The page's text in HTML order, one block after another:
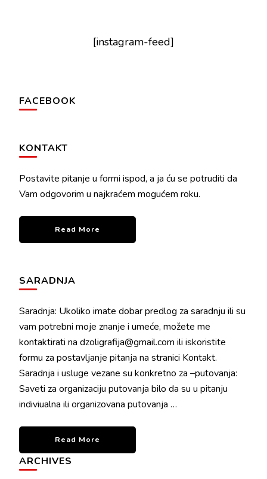
[instagram-feed]
FACEBOOK
KONTAKT
Postavite pitanje u formi ispod, a ja ću se potruditi da
Vam odgovorim u najkraćem mogućem roku.
Read More
SARADNJA
Saradnja: Ukoliko imate dobar predlog za saradnju ili su
vam potrebni moje znanje i umeće, možete me
kontaktirati na dzoligrafija@gmail.com ili iskoristite
formu za postavljanje pitanja na stranici Kontakt.
Saradnja i usluge vezane su konkretno za –putovanja:
Saveti za organizaciju putovanja bilo da su u pitanju
indiviualna ili organizovana putovanja …
Read More
ARCHIVES